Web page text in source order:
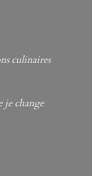
culinaires
je change